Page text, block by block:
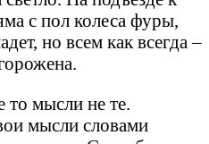
с пол колеса фуры,
но всем как всегда –
то мысли не те.
мысли словами